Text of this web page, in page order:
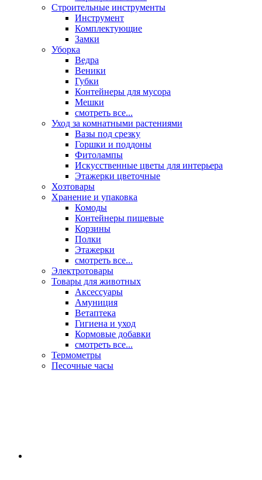
Строительные инструменты
Инструмент
Комплектующие
Замки
Уборка
Ведра
Веники
Губки
Контейнеры для мусора
Мешки
смотреть все...
Уход за комнатными растениями
Вазы под срезку
Горшки и поддоны
Фитолампы
Искусственные цветы для интерьера
Этажерки цветочные
Хозтовары
Хранение и упаковка
Комоды
Контейнеры пищевые
Корзины
Полки
Этажерки
смотреть все...
Электротовары
Товары для животных
Аксессуары
Амуниция
Ветаптека
Гигиена и уход
Кормовые добавки
смотреть все...
Термометры
Песочные часы